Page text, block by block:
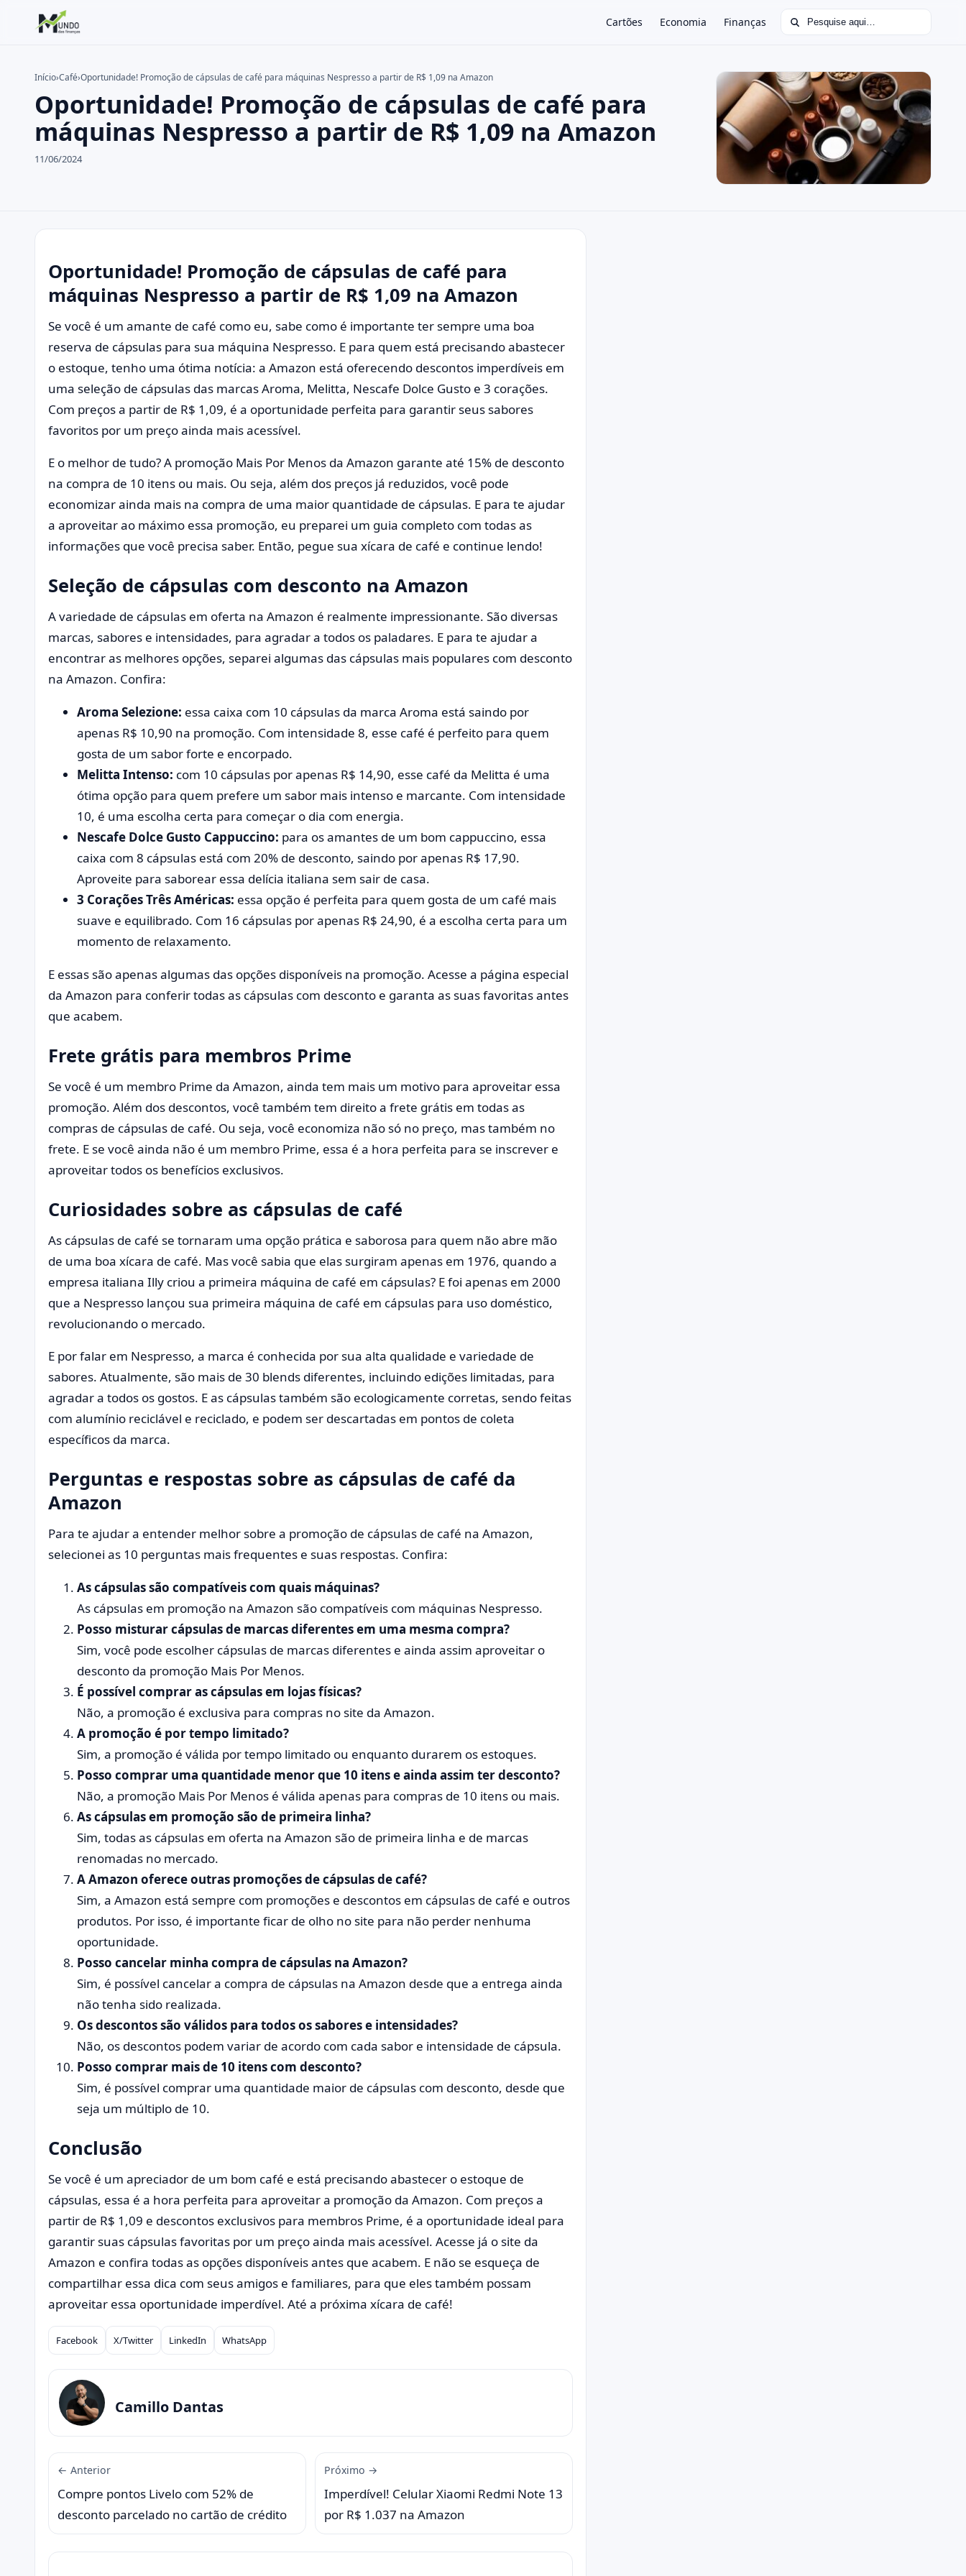
Cartões Economia Finanças Buscar por:
Buscar no site ×
Buscar por:
Pressione Enter para buscar ou ESC para fechar.
Início›Café›Oportunidade! Promoção de cápsulas de café para máquinas Nespresso a partir de R$ 1,09 na Amazon
Oportunidade! Promoção de cápsulas de café para
máquinas Nespresso a partir de R$ 1,09 na Amazon
11/06/2024
Oportunidade! Promoção de cápsulas de café para
máquinas Nespresso a partir de R$ 1,09 na Amazon
Se você é um amante de café como eu, sabe como é importante ter sempre uma boa
reserva de cápsulas para sua máquina Nespresso. E para quem está precisando abastecer
o estoque, tenho uma ótima notícia: a Amazon está oferecendo descontos imperdíveis em
uma seleção de cápsulas das marcas Aroma, Melitta, Nescafe Dolce Gusto e 3 corações.
Com preços a partir de R$ 1,09, é a oportunidade perfeita para garantir seus sabores
favoritos por um preço ainda mais acessível.
E o melhor de tudo? A promoção Mais Por Menos da Amazon garante até 15% de desconto
na compra de 10 itens ou mais. Ou seja, além dos preços já reduzidos, você pode
economizar ainda mais na compra de uma maior quantidade de cápsulas. E para te ajudar
a aproveitar ao máximo essa promoção, eu preparei um guia completo com todas as
informações que você precisa saber. Então, pegue sua xícara de café e continue lendo!
Seleção de cápsulas com desconto na Amazon
A variedade de cápsulas em oferta na Amazon é realmente impressionante. São diversas
marcas, sabores e intensidades, para agradar a todos os paladares. E para te ajudar a
encontrar as melhores opções, separei algumas das cápsulas mais populares com desconto
na Amazon. Confira:
Aroma Selezione: essa caixa com 10 cápsulas da marca Aroma está saindo por
apenas R$ 10,90 na promoção. Com intensidade 8, esse café é perfeito para quem
gosta de um sabor forte e encorpado.
Melitta Intenso: com 10 cápsulas por apenas R$ 14,90, esse café da Melitta é uma
ótima opção para quem prefere um sabor mais intenso e marcante. Com intensidade
10, é uma escolha certa para começar o dia com energia.
Nescafe Dolce Gusto Cappuccino: para os amantes de um bom cappuccino, essa
caixa com 8 cápsulas está com 20% de desconto, saindo por apenas R$ 17,90.
Aproveite para saborear essa delícia italiana sem sair de casa.
3 Corações Três Américas: essa opção é perfeita para quem gosta de um café mais
suave e equilibrado. Com 16 cápsulas por apenas R$ 24,90, é a escolha certa para um
momento de relaxamento.
E essas são apenas algumas das opções disponíveis na promoção. Acesse a página especial
da Amazon para conferir todas as cápsulas com desconto e garanta as suas favoritas antes
que acabem.
Frete grátis para membros Prime
Se você é um membro Prime da Amazon, ainda tem mais um motivo para aproveitar essa
promoção. Além dos descontos, você também tem direito a frete grátis em todas as
compras de cápsulas de café. Ou seja, você economiza não só no preço, mas também no
frete. E se você ainda não é um membro Prime, essa é a hora perfeita para se inscrever e
aproveitar todos os benefícios exclusivos.
Curiosidades sobre as cápsulas de café
As cápsulas de café se tornaram uma opção prática e saborosa para quem não abre mão
de uma boa xícara de café. Mas você sabia que elas surgiram apenas em 1976, quando a
empresa italiana Illy criou a primeira máquina de café em cápsulas? E foi apenas em 2000
que a Nespresso lançou sua primeira máquina de café em cápsulas para uso doméstico,
revolucionando o mercado.
E por falar em Nespresso, a marca é conhecida por sua alta qualidade e variedade de
sabores. Atualmente, são mais de 30 blends diferentes, incluindo edições limitadas, para
agradar a todos os gostos. E as cápsulas também são ecologicamente corretas, sendo feitas
com alumínio reciclável e reciclado, e podem ser descartadas em pontos de coleta
específicos da marca.
Perguntas e respostas sobre as cápsulas de café da
Amazon
Para te ajudar a entender melhor sobre a promoção de cápsulas de café na Amazon,
selecionei as 10 perguntas mais frequentes e suas respostas. Confira:
As cápsulas são compatíveis com quais máquinas?
As cápsulas em promoção na Amazon são compatíveis com máquinas Nespresso.
Posso misturar cápsulas de marcas diferentes em uma mesma compra?
Sim, você pode escolher cápsulas de marcas diferentes e ainda assim aproveitar o
desconto da promoção Mais Por Menos.
É possível comprar as cápsulas em lojas físicas?
Não, a promoção é exclusiva para compras no site da Amazon.
A promoção é por tempo limitado?
Sim, a promoção é válida por tempo limitado ou enquanto durarem os estoques.
Posso comprar uma quantidade menor que 10 itens e ainda assim ter desconto?
Não, a promoção Mais Por Menos é válida apenas para compras de 10 itens ou mais.
As cápsulas em promoção são de primeira linha?
Sim, todas as cápsulas em oferta na Amazon são de primeira linha e de marcas
renomadas no mercado.
A Amazon oferece outras promoções de cápsulas de café?
Sim, a Amazon está sempre com promoções e descontos em cápsulas de café e outros
produtos. Por isso, é importante ficar de olho no site para não perder nenhuma
oportunidade.
Posso cancelar minha compra de cápsulas na Amazon?
Sim, é possível cancelar a compra de cápsulas na Amazon desde que a entrega ainda
não tenha sido realizada.
Os descontos são válidos para todos os sabores e intensidades?
Não, os descontos podem variar de acordo com cada sabor e intensidade de cápsula.
Posso comprar mais de 10 itens com desconto?
Sim, é possível comprar uma quantidade maior de cápsulas com desconto, desde que
seja um múltiplo de 10.
Conclusão
Se você é um apreciador de um bom café e está precisando abastecer o estoque de
cápsulas, essa é a hora perfeita para aproveitar a promoção da Amazon. Com preços a
partir de R$ 1,09 e descontos exclusivos para membros Prime, é a oportunidade ideal para
garantir suas cápsulas favoritas por um preço ainda mais acessível. Acesse já o site da
Amazon e confira todas as opções disponíveis antes que acabem. E não se esqueça de
compartilhar essa dica com seus amigos e familiares, para que eles também possam
aproveitar essa oportunidade imperdível. Até a próxima xícara de café!
Compartilhar
Facebook X/Twitter LinkedIn WhatsApp
Camillo Dantas
← Anterior
Compre pontos Livelo com 52% de
desconto parcelado no cartão de crédito
Próximo →
Imperdível! Celular Xiaomi Redmi Note 13
por R$ 1.037 na Amazon